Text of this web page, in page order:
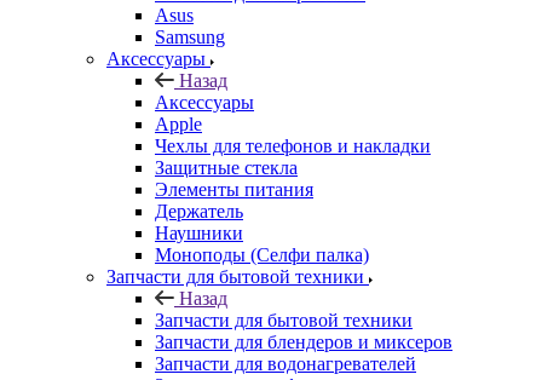
Asus
Samsung
Аксессуары
Назад
Аксессуары
Apple
Чехлы для телефонов и накладки
Защитные стекла
Элементы питания
Держатель
Наушники
Моноподы (Селфи палка)
Запчасти для бытовой техники
Назад
Запчасти для бытовой техники
Запчасти для блендеров и миксеров
Запчасти для водонагревателей